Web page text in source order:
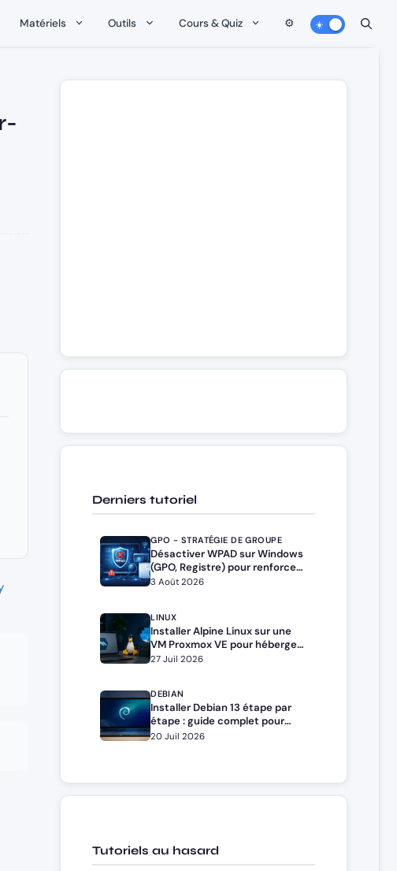
Matériels Outils Cours & Quiz ⚙️
Derniers tutoriel
GPO - STRATÉGIE DE GROUPE
Désactiver WPAD sur Windows
(GPO, Registre) pour renforcer
la sécurité
3 Août 2026
LINUX
Installer Alpine Linux sur une
VM Proxmox VE pour héberger
Docker et Docker Compose
27 Juil 2026
DEBIAN
Installer Debian 13 étape par
étape : guide complet pour
débutants et administrateurs
20 Juil 2026
Tutoriels au hasard